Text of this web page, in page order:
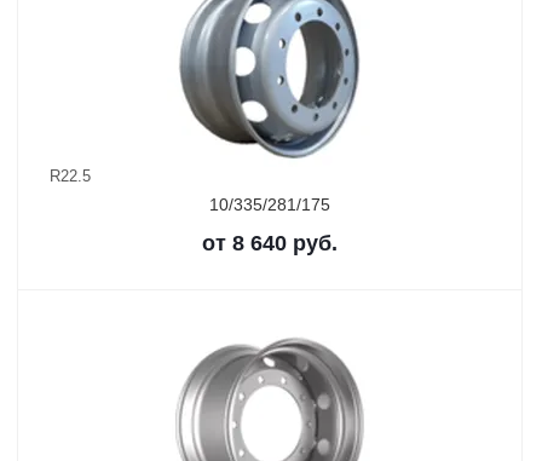
R22.5
10/335/281/175
от 8 640 руб.